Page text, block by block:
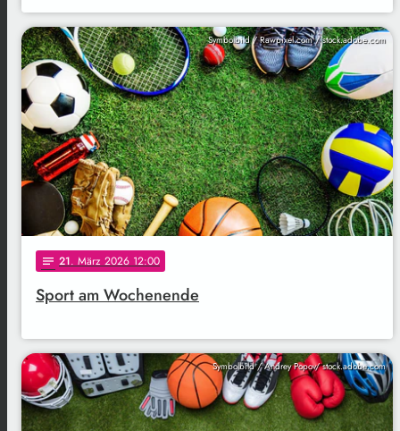
Symbolbild / Rawpixel.com / stock.adobe.com
notes 21. März 2026 12:00
Sport am Wochenende
Symbolbild / Andrey Popov/ stock.adobe.com